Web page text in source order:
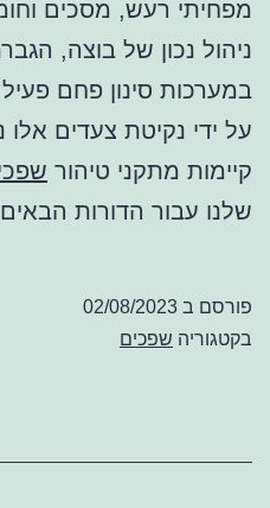
מפחיתי רעש, מסכים
ניהול נכון של בוצה,
במערכות סינון פחם
על ידי נקיטת צעדים
קיימות מתקני טיהור
שלנו עבור הדורות
פורסם ב 02/08/2023
בקטגוריה שפכים